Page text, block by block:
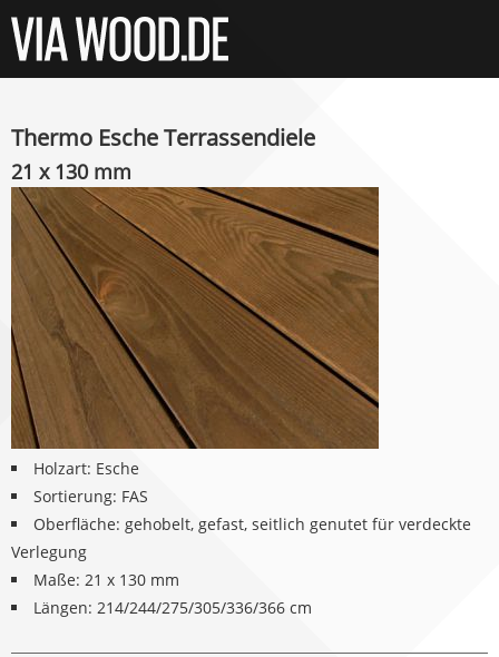
Thermo Esche Terrassendiele
21 x 130 mm
Holzart: Esche
Sortierung: FAS
Oberfläche: gehobelt, gefast, seitlich genutet für verdeckte
Verlegung
Maße: 21 x 130 mm
Längen: 214/244/275/305/336/366 cm